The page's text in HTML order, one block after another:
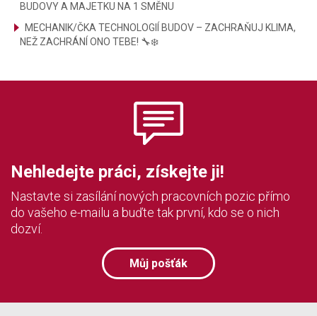
BUDOVY A MAJETKU NA 1 SMĚNU
MECHANIK/ČKA TECHNOLOGIÍ BUDOV – ZACHRAŇUJ KLIMA,
NEŽ ZACHRÁNÍ ONO TEBE! 🔧❄️
Nehledejte práci, získejte ji!
Nastavte si zasílání nových pracovních pozic přímo
do vašeho e-mailu a buďte tak první, kdo se o nich
dozví.
Můj pošťák